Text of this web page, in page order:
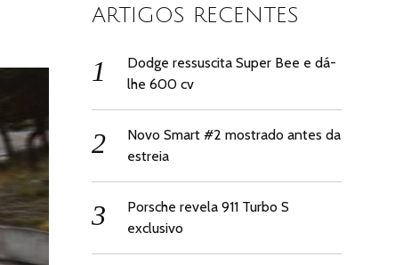
ARTIGOS RECENTES
Dodge ressuscita Super Bee e dá-
lhe 600 cv
Novo Smart #2 mostrado antes da
estreia
Porsche revela 911 Turbo S
exclusivo